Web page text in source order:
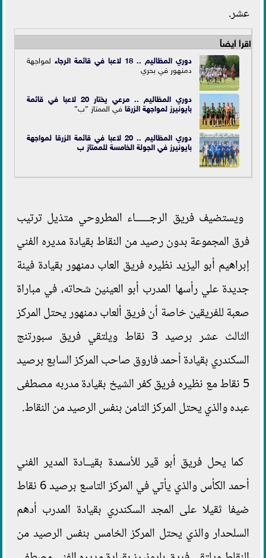
عشر.
اقرأ أيضاً
دوري المظاليم .. 18 لاعبا في قائمة الرجاء لمواجهة
دمنهور في بحري
دوري المظاليم .. مرعي يختار 20 لاعبا في قائمة
بايونيرز لمواجهةالزرقافي الممتاز ”ب”
دوري المظاليم .. 20 لاعبا في قائمة الزرقا لمواجهة
بايونيرز في الجولة الخامسة للممتاز ب
ويستضيف فريق الرجــــــاء المطروحي متذيل ترتيب
فرق المجموعة بدون رصيد من النقاط بقيادة مديره الفني
إبراهيم أبو اليزيد نظيره فريق العاب دمنهور بقيادة فينة
جديدة علي رأسها المدرب أبو العينين شحاته، في مباراة
صعبة للفريقين خاصة أن فريق ألعاب دمنهور يحتل المركز
الثالث عشر برصيد 3 نقاط ويلتقي فريق سبورتنج
السكندري بقيادة أحمد فاروق صاحب المركز السابع برصيد
5 نقاط مع نظيره فريق كفر الشيخ بقيادة مدربه مصطفى
عبده والذي يحتل المركز الثامن بنفس الرصيد من النقاط.
كما يحل فريق أبو قير للأسمدة بقيــادة المدير الفني
أحمد الكأس والذي يأتي في المركز التاسع برصيد 6 نقاط
ضيفا ثقيلا على المجد السكندري بقيادة المدرب أدهم
السلحدار والذي يحتل المركز الخامس بنفس الرصيد من